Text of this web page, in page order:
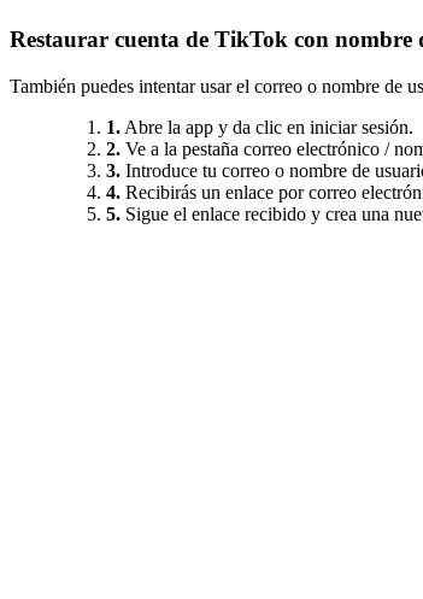
Restaurar cuenta de TikTok con nombre
También puedes intentar usar el correo o nombre de
1. Abre la app y da clic en iniciar sesión.
2. Ve a la pestaña correo electrónico /
3. Introduce tu correo o nombre de
4. Recibirás un enlace por correo
5. Sigue el enlace recibido y crea una